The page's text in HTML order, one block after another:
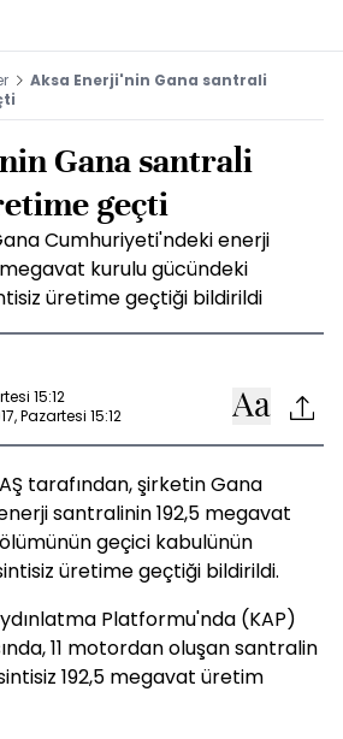
Aksa Enerji'nin Gana santrali
Gana santrali
geçti
Cumhuriyeti'ndeki enerji
kurulu gücündeki
üretime geçtiği bildirildi
15:12
Pazartesi 15:12
tarafından, şirketin Gana
santralinin 192,5 megavat
geçici kabulünün
üretime geçtiği bildirildi.
Platformu'nda (KAP)
11 motordan oluşan santralin
192,5 megavat üretim